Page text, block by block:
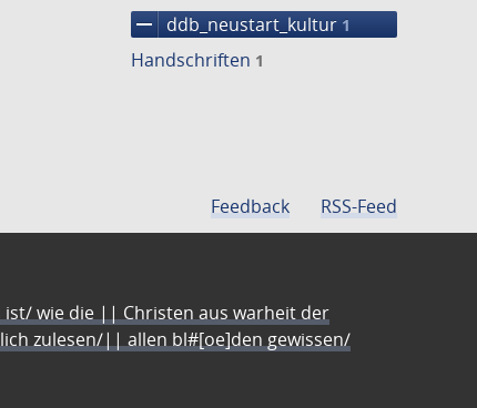
remove ddb_neustart_kultur 1
Handschriften 1
Feedback RSS-Feed
wie die || Christen aus warheit der
zulesen/|| allen bl#[oe]den gewissen/